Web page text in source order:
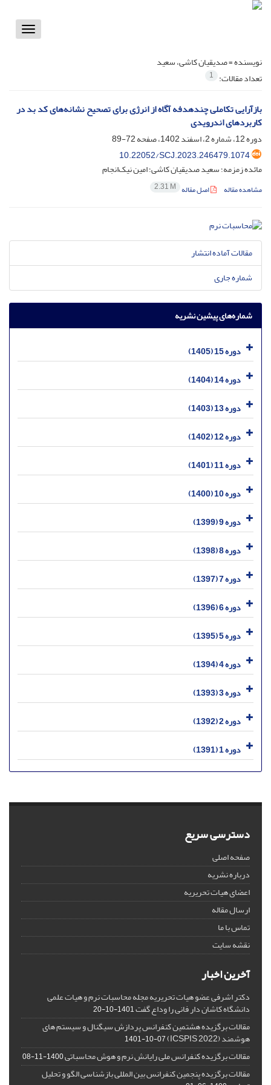
Toggle
نویسنده =صدیقیان کاشی، سعید
تعداد مقالات: 1
بازآرایی تکاملی چندهدفه آگاه از انرژی برای تصحیح نشانه‌های کد بد در
کاربردهای اندرویدی
دوره 12، شماره 2، اسفند 1402، صفحه
72-89
10.22052/SCJ.2023.246479.1074
مائده زمزمه؛ سعید صدیقیان کاشی؛ امین نیک‌انجام
مشاهده مقاله اصل مقاله 2.31 M
مقالات آماده انتشار
شماره جاری
شماره‌های پیشین نشریه
دوره 15 (1405)
دوره 14 (1404)
دوره 13 (1403)
دوره 12 (1402)
دوره 11 (1401)
دوره 10 (1400)
دوره 9 (1399)
دوره 8 (1398)
دوره 7 (1397)
دوره 6 (1396)
دوره 5 (1395)
دوره 4 (1394)
دوره 3 (1393)
دوره 2 (1392)
دوره 1 (1391)
دسترسی سریع
صفحه اصلی
درباره نشریه
اعضای هیات تحریریه
ارسال مقاله
تماس با ما
نقشه سایت
آخرین اخبار
دکتر اشرفی عضو هیات تحریریه مجله محاسبات نرم و هیات علمی
دانشگاه کاشان دار فانی را وداع گفت1401-10-20
مقالات برگزیده هشتمین کنفرانس پردازش سیگنال و سیستم های
هوشمند (ICSPIS 2022) 1401-10-07
مقالات برگزیده کنفرانس ملی رایانش نرم و هوش محاسباتی1400-11-08
مقالات برگزیده پنجمین کنفرانس بین المللی بازشناسی الگو و تحلیل